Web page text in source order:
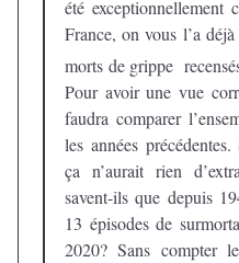
été exceptionnellement
France, on vous l’a
morts de grippe
Pour avoir une vue
faudra comparer
les années
ça n’aurait rien
savent-ils que depuis
13 épisodes de
2020? Sans compter